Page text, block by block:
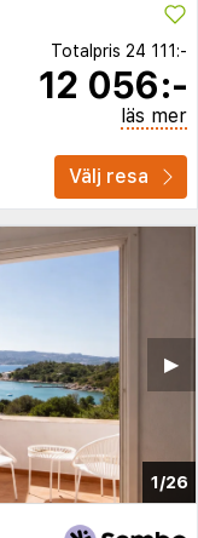
Totalpris 24 111:-
12 056:-
läs mer
Välj resa
1/26
▶︎